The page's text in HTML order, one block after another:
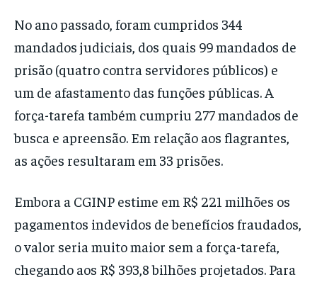
No ano passado, foram cumpridos 344
mandados judiciais, dos quais 99 mandados de
prisão (quatro contra servidores públicos) e
um de afastamento das funções públicas. A
força-tarefa também cumpriu 277 mandados de
busca e apreensão. Em relação aos flagrantes,
as ações resultaram em 33 prisões.
Embora a CGINP estime em R$ 221 milhões os
pagamentos indevidos de benefícios fraudados,
o valor seria muito maior sem a força-tarefa,
chegando aos R$ 393,8 bilhões projetados. Para